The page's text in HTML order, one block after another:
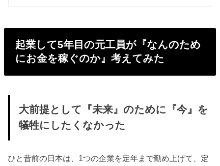
起業して5年目の元工員が『なんのため
にお金を稼ぐのか』考えてみた
大前提として『未来』のために『今』を
犠牲にしたくなかった
ひと昔前の日本は、1つの企業を定年まで勤め上げて、定